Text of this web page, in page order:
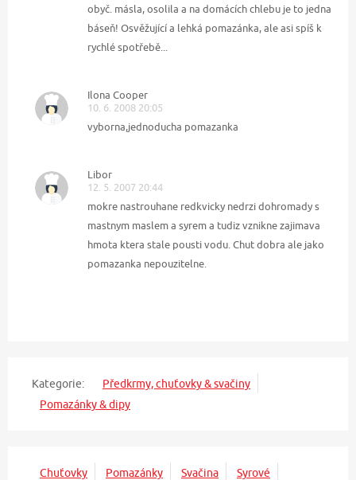
obyč. másla, osolila a na domácích chlebu je to jedna
báseň! Osvěžující a lehká pomazánka, ale asi spíš k
rychlé spotřebě...
Ilona Cooper
10. 6. 2008 20:05
vyborna,jednoducha pomazanka
Libor
12. 5. 2007 20:44
mokre nastrouhane redkvicky nedrzi dohromady s
mastnym maslem a syrem a tudiz vznikne zajimava
hmota ktera stale pousti vodu. Chut dobra ale jako
pomazanka nepouzitelne.
Kategorie:
Předkrmy, chuťovky & svačiny
Pomazánky & dipy
Chuťovky Pomazánky Svačina
Syrové